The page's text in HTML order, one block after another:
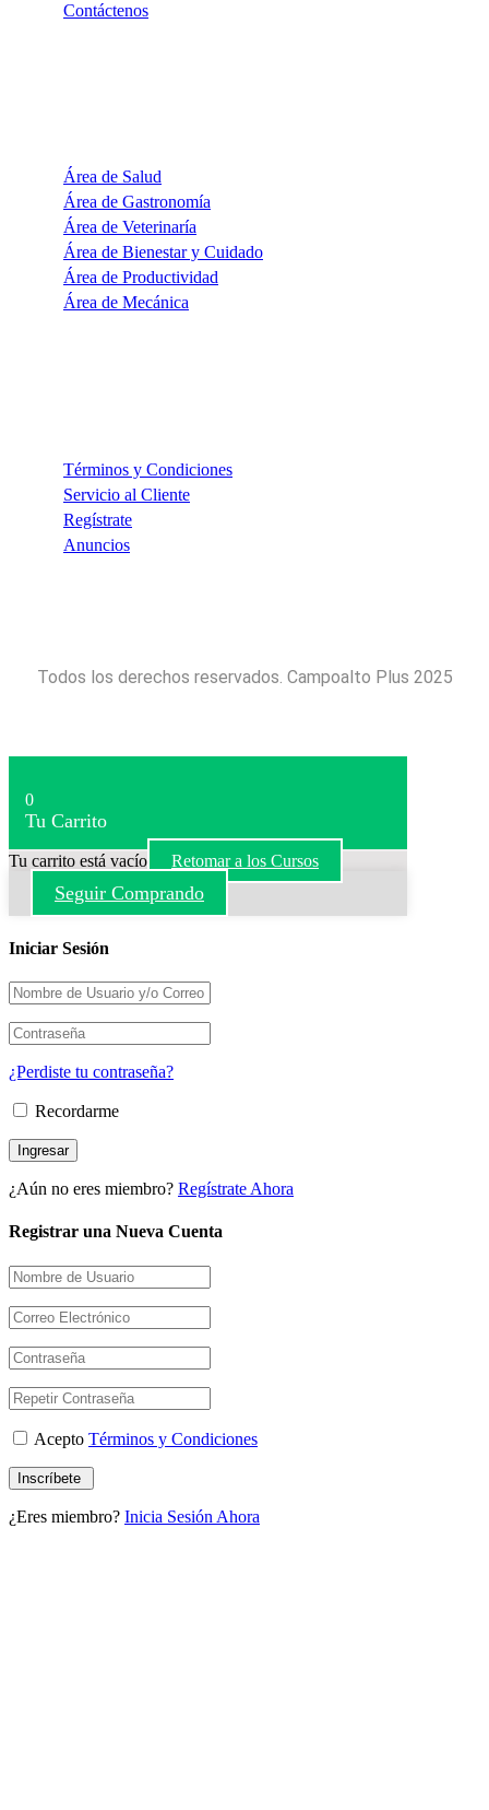
Contáctenos
Área de Salud
Área de Gastronomía
Área de Veterinaría
Área de Bienestar y Cuidado
Área de Productividad
Área de Mecánica
Términos y Condiciones
Servicio al Cliente
Regístrate
Anuncios
Todos los derechos reservados. Campoalto Plus 2025
0
Tu Carrito
Tu carrito está vacío Retomar a los Cursos
Seguir Comprando
Iniciar Sesión
¿Perdiste tu contraseña?
Recordarme
¿Aún no eres miembro? Regístrate Ahora
Registrar una Nueva Cuenta
Acepto Términos y Condiciones
¿Eres miembro? Inicia Sesión Ahora